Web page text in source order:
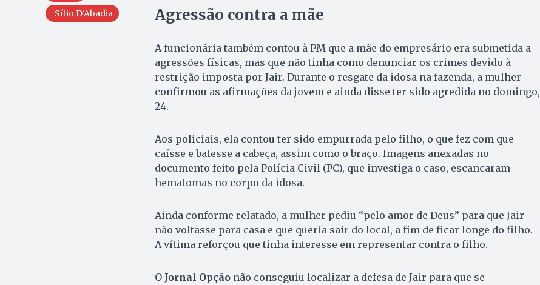
Sítio D'Abadia
Agressão contra a mãe
A funcionária também contou à PM que a mãe do empresário era submetida a
agressões físicas, mas que não tinha como denunciar os crimes devido à
restrição imposta por Jair. Durante o resgate da idosa na fazenda, a mulher
confirmou as afirmações da jovem e ainda disse ter sido agredida no domingo,
24.
Aos policiais, ela contou ter sido empurrada pelo filho, o que fez com que
caísse e batesse a cabeça, assim como o braço. Imagens anexadas no
documento feito pela Polícia Civil (PC), que investiga o caso, escancaram
hematomas no corpo da idosa.
Ainda conforme relatado, a mulher pediu “pelo amor de Deus” para que Jair
não voltasse para casa e que queria sair do local, a fim de ficar longe do filho.
A vítima reforçou que tinha interesse em representar contra o filho.
O Jornal Opçãonão conseguiu localizar a defesa de Jair para que se